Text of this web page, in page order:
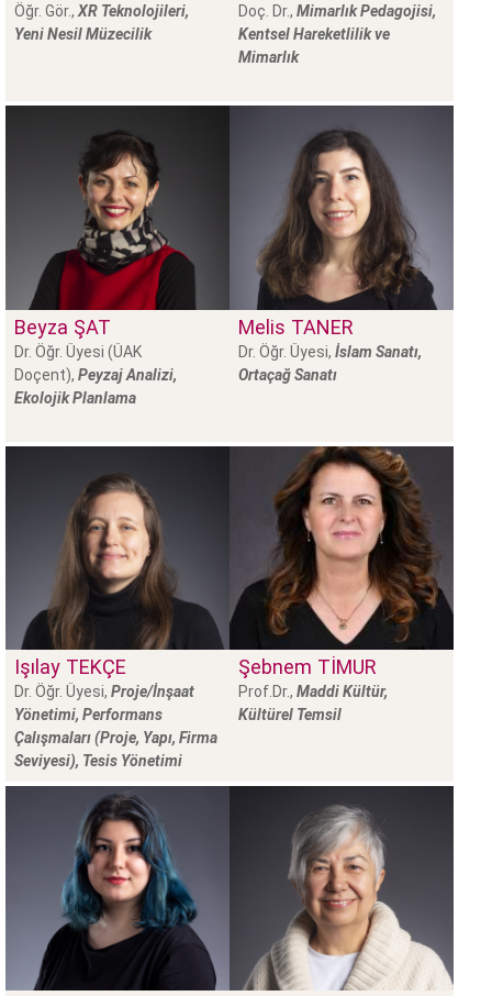
Öğr. Gör.,XR Teknolojileri,
Yeni Nesil Müzecilik
Doç. Dr., Mimarlık Pedagojisi,
Kentsel Hareketlilik ve
Mimarlık
Beyza ŞAT
Dr. Öğr. Üyesi (ÜAK
Doçent), Peyzaj Analizi,
Ekolojik Planlama
Melis TANER
Dr. Öğr. Üyesi, İslam Sanatı,
Ortaçağ Sanatı
Işılay TEKÇE
Dr. Öğr. Üyesi, Proje/İnşaat
Yönetimi, Performans
Çalışmaları (Proje, Yapı, Firma
Seviyesi), Tesis Yönetimi
Şebnem TİMUR
Prof.Dr., Maddi Kültür,
Kültürel Temsil